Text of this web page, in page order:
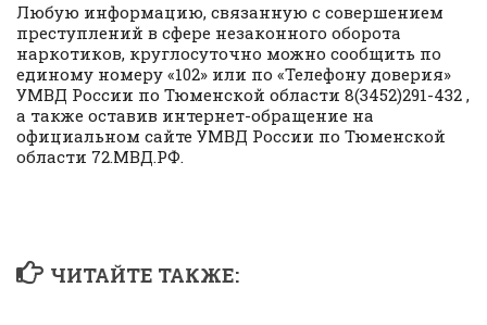
Любую информацию, связанную с совершением
преступлений в сфере незаконного оборота
наркотиков, круглосуточно можно сообщить по
единому номеру «102» или по «Телефону доверия»
УМВД России по Тюменской области 8(3452)291-432 ,
а также оставив интернет-обращение на
официальном сайте УМВД России по Тюменской
области 72.МВД.РФ.
ЧИТАЙТЕ ТАКЖЕ: